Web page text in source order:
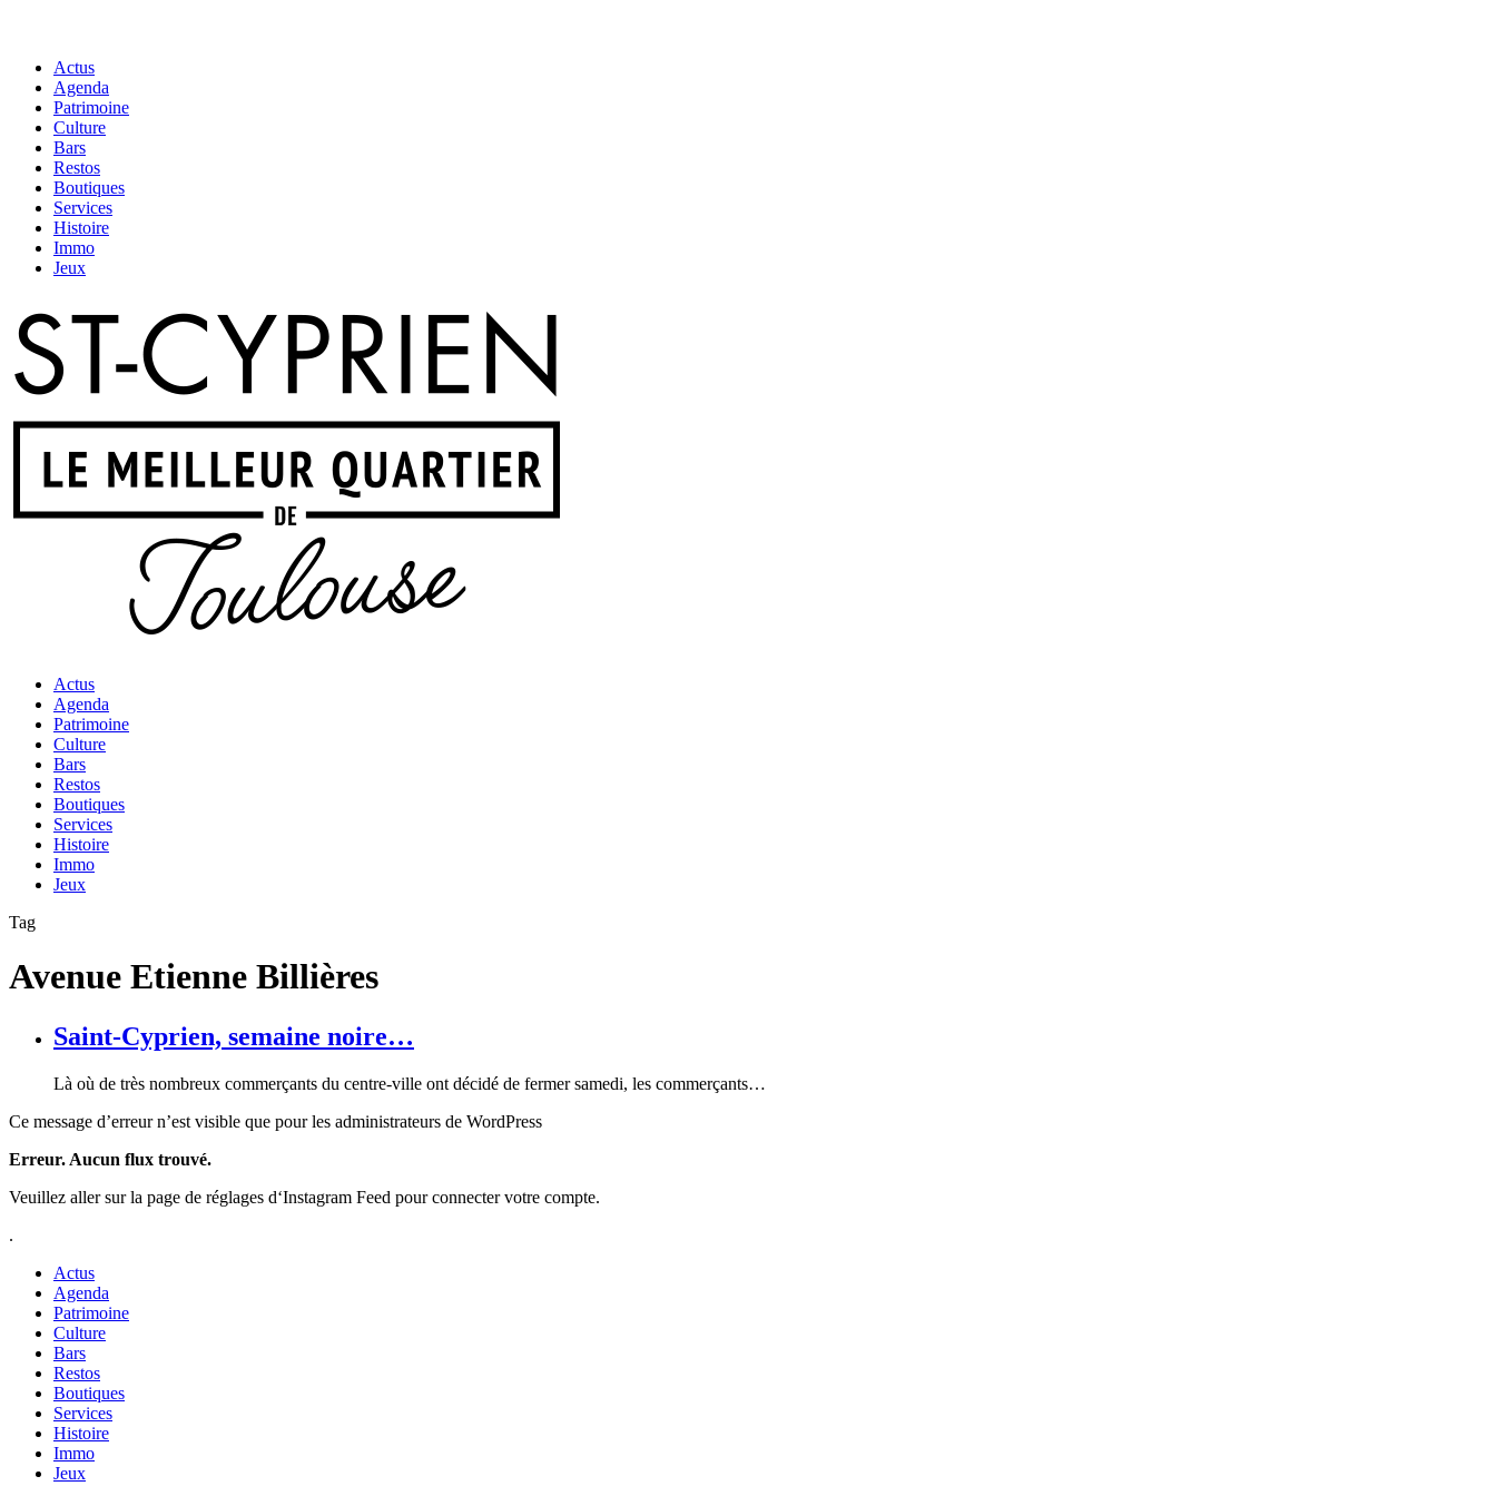
Actus
Agenda
Patrimoine
Culture
Bars
Restos
Boutiques
Services
Histoire
Immo
Jeux
Actus
Agenda
Patrimoine
Culture
Bars
Restos
Boutiques
Services
Histoire
Immo
Jeux
Tag
Avenue Etienne Billières
Saint-Cyprien, semaine noire…
Là où de très nombreux commerçants du centre-ville ont décidé de fermer samedi, les commerçants…
Ce message d’erreur n’est visible que pour les administrateurs de WordPress
Erreur. Aucun flux trouvé.
Veuillez aller sur la page de réglages d‘Instagram Feed pour connecter votre compte.
.
Actus
Agenda
Patrimoine
Culture
Bars
Restos
Boutiques
Services
Histoire
Immo
Jeux